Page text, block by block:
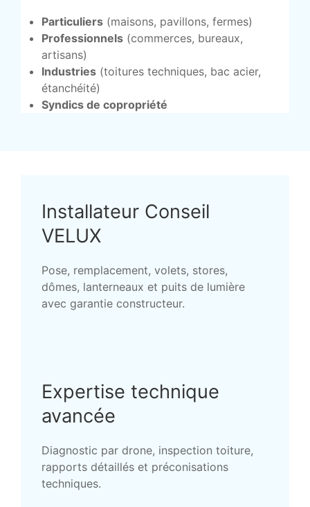
Particuliers (maisons, pavillons, fermes)
Professionnels (commerces, bureaux,
artisans)
Industries (toitures techniques, bac acier,
étanchéité)
Syndics de copropriété
Installateur Conseil
VELUX
Pose, remplacement, volets, stores,
dômes, lanterneaux et puits de lumière
avec garantie constructeur.
Expertise technique
avancée
Diagnostic par drone, inspection toiture,
rapports détaillés et préconisations
techniques.